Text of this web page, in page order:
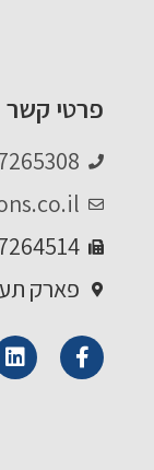
פרטי קשר
פארק